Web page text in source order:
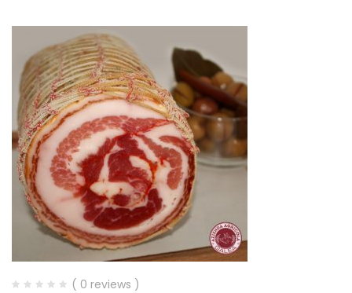
( 0 reviews )